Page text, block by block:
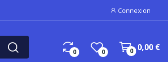
Connexion
0 0 0,00 €
0